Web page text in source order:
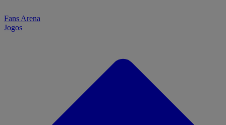
Fans Arena
Jogos